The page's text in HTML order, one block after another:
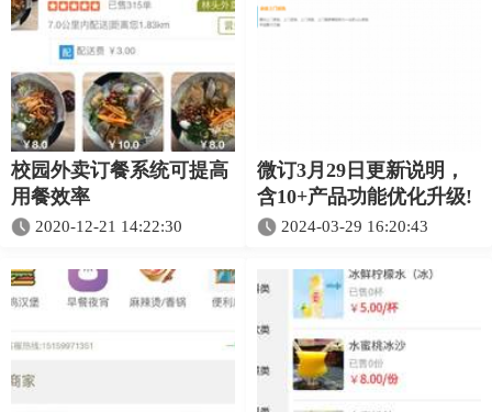
校园外卖订餐系统可提高
用餐效率
2020-12-21 14:22:30
微订3月29日更新说明，
含10+产品功能优化升级!
2024-03-29 16:20:43